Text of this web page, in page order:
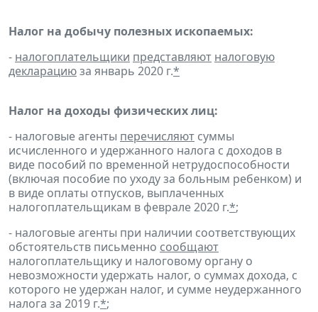
Налог на добычу полезных ископаемых:
- налогоплательщики представляют налоговую
декларациюза январь 2020 г.*
Налог на доходы физических лиц:
- налоговые агенты перечисляют суммы
исчисленного и удержанного налога с доходов в
виде пособий по временной нетрудоспособности
(включая пособие по уходу за больным ребенком) и
в виде оплаты отпусков, выплаченных
налогоплательщикам в феврале 2020 г.*;
- налоговые агенты при наличии соответствующих
обстоятельств письменно сообщают
налогоплательщику и налоговому органу о
невозможности удержать налог, о суммах дохода, с
которого не удержан налог, и сумме неудержанного
налога за 2019 г.*;